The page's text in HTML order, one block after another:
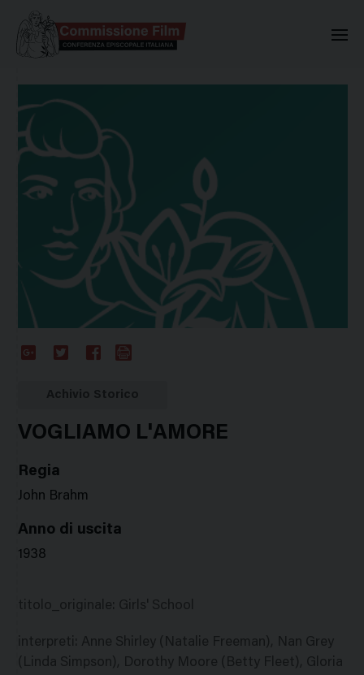
VOGLIAMO L'AMORE
Regia
John Brahm
Anno di uscita
1938
titolo_originale: Girls' School
interpreti: Anne Shirley (Natalie Freeman), Nan Grey
(Linda Simpson), Dorothy Moore (Betty Fleet), Gloria